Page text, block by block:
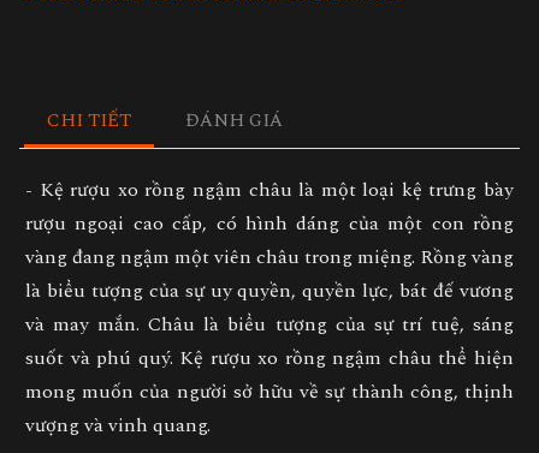
CHI TIẾT ĐÁNH GIÁ
- Kệ rượu xo rồng ngậm châu là một loại kệ trưng bày
rượu ngoại cao cấp, có hình dáng của một con rồng
vàng đang ngậm một viên châu trong miệng. Rồng vàng
là biểu tượng của sự uy quyền, quyền lực, bát đế vương
và may mắn. Châu là biểu tượng của sự trí tuệ, sáng
suốt và phú quý. Kệ rượu xo rồng ngậm châu thể hiện
mong muốn của người sở hữu về sự thành công, thịnh
vượng và vinh quang.